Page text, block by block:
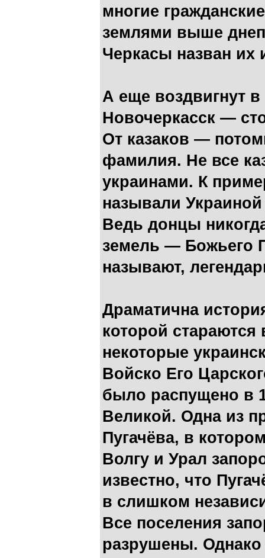
многие
землями выше
Черкасы назван их
А еще воздвигнут
Новочеркасск —
От казаков —
фамилия. Не все
украинами. К
называли Украиной
Ведь донцы
земель — Божьего
называют,
Драматична
которой
некоторые
Войско Его
было распущено в
Великой. Одна из
Пугачёва, в
Волгу и Урал
известно, что
в слишком
Все поселения
разрушены.